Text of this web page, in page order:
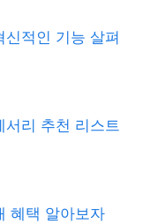
적인 기능 살펴
서리 추천 리스트
혜택 알아보자